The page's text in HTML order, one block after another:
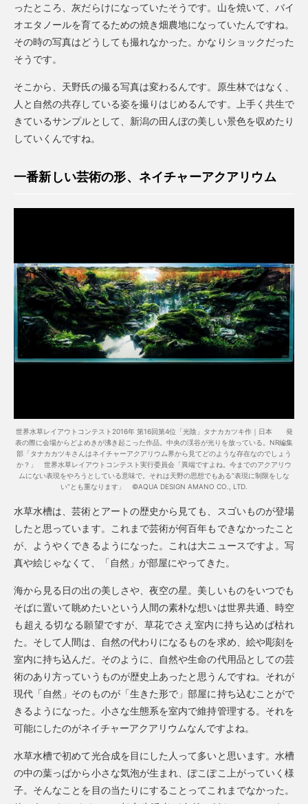
ったところ、灰だらけになっていたそうです。山を焼いて、バイ
オエタノールを育てるための焼き畑農地になっていたんですね。
その時の写真はどうしても撮れなかった。かなりショックだった
そうです。
そこから、天野氏の撮る写真は変わるんです。原生林ではなく、
人と自然の共存している姿を撮りはじめるんです。上手く共生で
きているサンプルとして、新潟の田んぼの美しい景色を収めたり
していくんですね。
一番新しい芸術の形、ネイチャーアクアリウム
世界水草レイアウトコンテスト2016年 第16回第4位「光陰」タナカカツキ作｜日本 発
表の際に会場からどよめきが沸き起こった作品。中央の渓谷が光りを放っている。NR編集
部「タナカカツキさんはネイチャーアクアリウム界から見てどのような存在なのでしょう
か？」 世界水草レイアウトコンテスト実行委員会「異端ですよね。今までのアクアリウ
ムにない表現をやろうとしている意味で。それは天野の思想でもある“表現に制限をしな
い”とも重なります」 ©AQUA DESIGN AMANO CO., LTD.
水草水槽は、芸術とアートの歴史から見ても、スゴいものが登場
したと思っています。これまで芸術が何百年もできなかったこと
が、ようやくできるようになった。これは大ニュースですよ。写
真や絵じゃなくて、「自然」が部屋にやってきた。
海から見る日の出の美しさや、夜空の星。美しいものをいつでも
そばに置いて眺めたいという人間の素朴な想いは世界共通、時空
も超える切なる願望ですが、草花でさえ室内に持ち込めば枯れ
た。そして人間は、自然の代わりになるものを求め、絵や彫刻を
室内に持ち込んだ。そのように、自然や生命の代用品としての芸
術のあり方っていうものが歴史上あったと思うんですね。それが
現代「自然」そのものが「生きた形で」部屋に持ち込むことがで
きるようになった。小さな生態系を室内で維持管理する。それを
可能にしたのがネイチャーアクアリウムなんですよね。
水草水槽で初めて光合成を目にした人って多いと思います。水槽
の中の葉っぱから小さな気泡が生まれ、ぽこぽこ上がっていく様
子。そんなことを目の当たりにすることってこれまでなかった。